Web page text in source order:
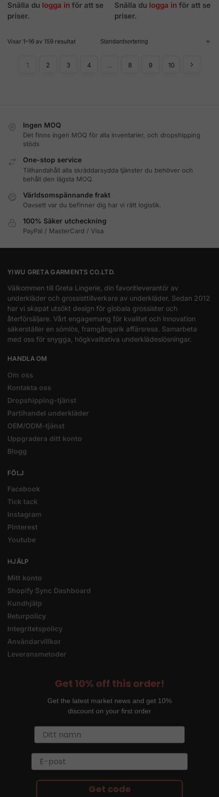
Snälla du logga in för att se
priser.
Snälla du logga in för att se
priser.
Visar 1–16 av 159 resultat
1 2 3 4 … 8 9 10
Ingen MOQ
Det finns ingen MOQ för alla inventarier, och dropshipping
stöds
One-stop service
Tillhandahåll alla skräddarsydda tjänster du behöver och
behåll den lägsta MOQ.
Världsomspännande frakt
Oavsett var du befinner dig har vi rätt logistik.
100% Säker utcheckning
PayPal / MasterCard / Visa
YIWU GRETA GARMENTS CO.LTD.
Välkommen till Greta Lingerie, din favoritleverantör av
underkläder och grossisttillverkare av underkläder. Sedan 2012
har vi skapat utsökt design för globala grossister och
återförsäljare. Vårt engagemang för kvalitet och innovation
säkerställer en sömlös, framgångsrik affärsresa. Samarbeta
med oss för snygga, högkvalitativa underklädeslösningar.
HANDLA OM
Om oss
Kontakta oss
Dropshipping-tjänst
Partihandel underkläder
OEM/ODM-tjänst
Uppgradera ditt konto
Blogg
FÖLJ
Facebook
Tick tack
Instagram
Pinterest
Youtube
HJÄLP
Mitt konto
Shopify Sync Dashboard
Kundhjälp
Returpolicy
Integritetspolicy
Användarvillkor
Leveransmetoder
Get 10% off this order!
Get the latest market news and get 10%
discount on your first order
Get code